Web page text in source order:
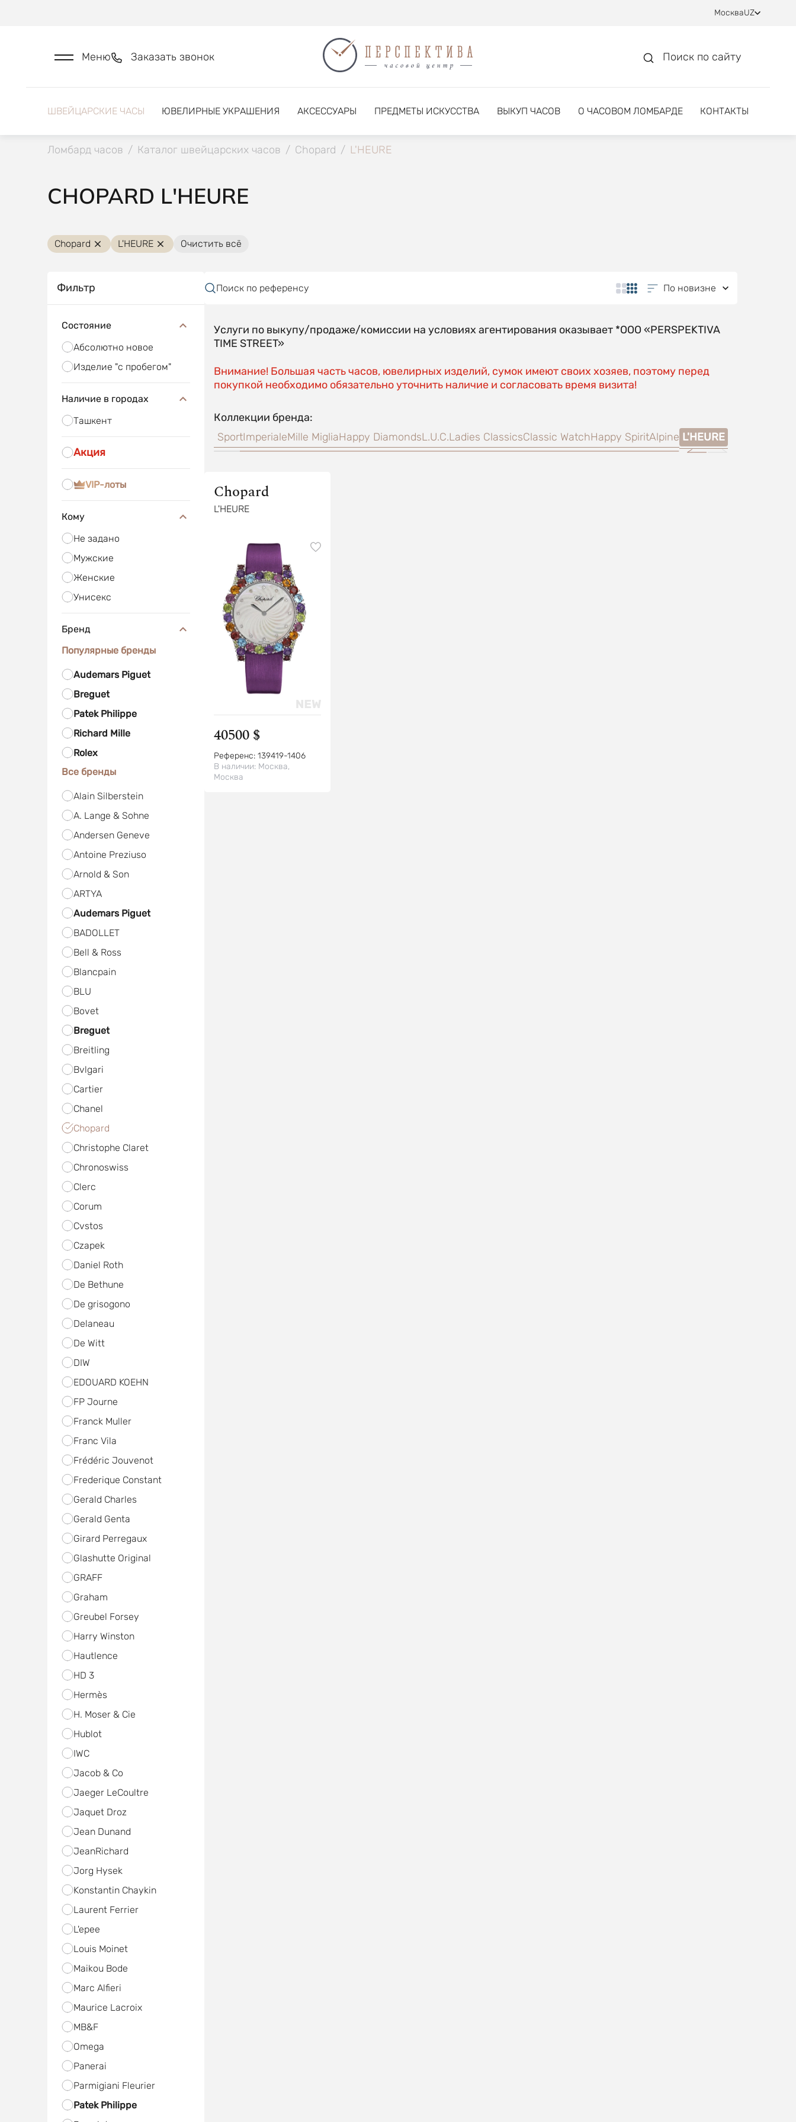
МоскваUZ
Меню Заказать звонок Поиск по сайту
ШВЕЙЦАРСКИЕ ЧАСЫ ЮВЕЛИРНЫЕ УКРАШЕНИЯ АКСЕССУАРЫ ПРЕДМЕТЫ ИСКУССТВА ВЫКУП ЧАСОВ О ЧАСОВОМ ЛОМБАРДЕ КОНТАКТЫ
Ломбард часов / Каталог швейцарских часов / Chopard / L'HEURE
CHOPARD L'HEURE
Chopard L'HEURE Очистить всё
Фильтр
Состояние
Абсолютно новое
Изделие "с пробегом"
Наличие в городах
Ташкент
Акция
VIP-лоты
Кому
Не задано
Мужские
Женские
Унисекс
Бренд
Популярные бренды
Audemars Piguet
Breguet
Patek Philippe
Richard Mille
Rolex
Все бренды
Alain Silberstein
A. Lange & Sohne
Andersen Geneve
Antoine Preziuso
Arnold & Son
ARTYA
Audemars Piguet
BADOLLET
Bell & Ross
Blancpain
BLU
Bovet
Breguet
Breitling
Bvlgari
Cartier
Chanel
Chopard
Christophe Claret
Chronoswiss
Clerc
Corum
Cvstos
Czapek
Daniel Roth
De Bethune
De grisogono
Delaneau
De Witt
DIW
EDOUARD KOEHN
FP Journe
Franck Muller
Franc Vila
Frédéric Jouvenot
Frederique Constant
Gerald Charles
Gerald Genta
Girard Perregaux
Glashutte Original
GRAFF
Graham
Greubel Forsey
Harry Winston
Hautlence
HD 3
Hermès
H. Moser & Cie
Hublot
IWC
Jacob & Co
Jaeger LeCoultre
Jaquet Droz
Jean Dunand
JeanRichard
Jorg Hysek
Konstantin Chaykin
Laurent Ferrier
L'epee
Louis Moinet
Maikou Bode
Marc Alfieri
Maurice Lacroix
MB&F
Omega
Panerai
Parmigiani Fleurier
Patek Philippe
Поиск по референсу По новизне
Услуги по выкупу/продаже/комиссии на условиях агентирования оказывает *OOO «PERSPEKTIVA
TIME STREET»
Внимание! Большая часть часов, ювелирных изделий, сумок имеют своих хозяев, поэтому перед
покупкой необходимо обязательно уточнить наличие и согласовать время визита!
Коллекции бренда:
Happy SportImperialeMille MigliaHappy DiamondsL.U.C.Ladies ClassicsClassic WatchHappy SpiritAlpine L'HEURE
Chopard
L'HEURE
40500 $
Референс: 139419-1406
В наличии: Москва,
Москва